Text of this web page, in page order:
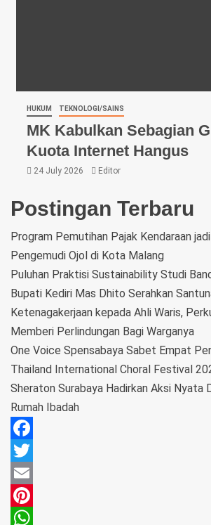
HUKUM TEKNOLOGI/SAINS
MK Kabulkan Sebagian
Kuota Internet Hangus
24 July 2026 Editor
Postingan Terbaru
Program Pemutihan Pajak Kendaraan
Pengemudi Ojol di Kota Malang
Puluhan Praktisi Sustainability Studi
Bupati Kediri Mas Dhito Serahkan
Ketenagakerjaan kepada Ahli Waris,
Memberi Perlindungan Bagi Warganya
One Voice Spensabaya Sabet Empat
Thailand International Choral Festival
Sheraton Surabaya Hadirkan Aksi Nyata
Rumah Ibadah
Facebook
Twitter
Email
Pinterest